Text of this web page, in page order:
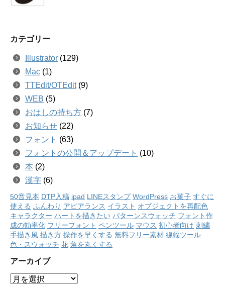
カテゴリー
Illustrator (129)
Mac (1)
TTEdit/OTEdit(9)
WEB (5)
おはしの持ち方 (7)
お知らせ (22)
フォント (63)
フォントの公開＆アップデート (10)
本 (2)
漢字 (6)
50音見本 DTP入稿 ipad LINEスタンプ WordPress お菓子 すぐに
使える ふんわり アピアランス イラスト オブジェクトを再配色
キャラクター ハートを描きたい パターンスウォッチ フォント作
成の効率化 フリーフォント ペンツール マウス 初心者向け 刺繍
手描き風 描き方 操作を早くする 無料フリー素材 線幅ツール
色・スウォッチ 花 角を丸くする
アーカイブ
ア